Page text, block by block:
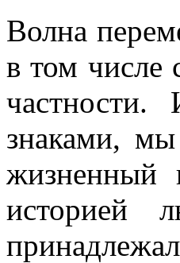
Волна
в том числе
знаками,
жизненный
историей